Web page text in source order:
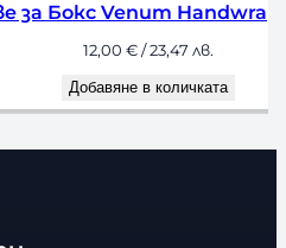
Бокс Venum Handwraps
12,00€/ 23,47 лв.
Добавяне в количката